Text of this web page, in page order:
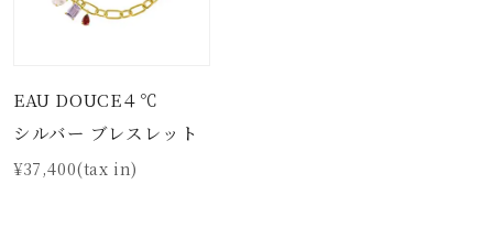
EAU DOUCE４℃
シルバー ブレスレット
¥37,400(tax in)